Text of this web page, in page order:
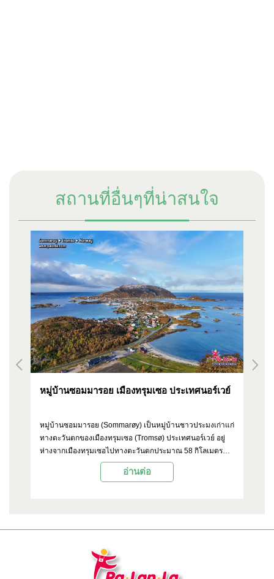
สถานที่อื่นๆที่น่าสนใจ
หมู่บ้านซอมมารอย เมืองทรุมเซอ ประเทศนอร์เวย์
หมู่บ้านซอมมารอย (Sommarøy) เป็นหมู่บ้านชาวประมงเก่าแก่
ทางตะวันตกของเมืองทรุมเซอ (Tromsø) ประเทศนอร์เวย์ อยู่
ห่างจากเมืองทรุมเซอไปทางตะวันตกประมาณ 58 กิโลเมตร
เป็นสถานที่ท่องเที่ยวยอดนิยมเนื่องจากมีหาดทรายขาวและ
อ่านต่อ